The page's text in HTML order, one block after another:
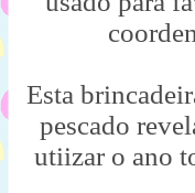
Esta
pescado
utiizar o ano